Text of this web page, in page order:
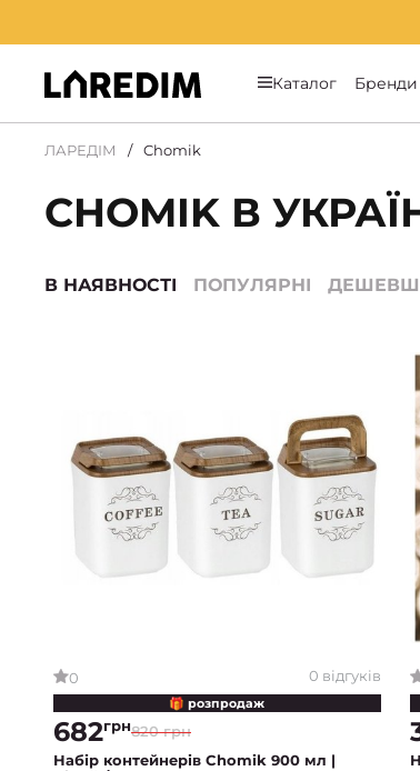
Каталог Бренди
ЛАРЕДІМ Chomik
CHOMIK В
В НАЯВНОСТІ ПОПУЛЯРНІ
0 0 відгуків
🎁 розпродаж
820 грн
682грн
Набір контейнерів Chomik 900 мл |